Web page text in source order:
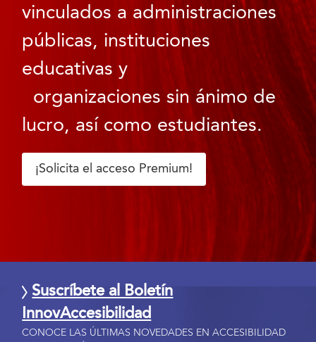
vinculados a administraciones
públicas, instituciones
educativas y
organizaciones sin ánimo de
lucro, así como estudiantes.
¡Solicita el acceso Premium!
Suscríbete al Boletín
InnovAccesibilidad
CONOCE LAS ÚLTIMAS NOVEDADES EN ACCESIBILIDAD